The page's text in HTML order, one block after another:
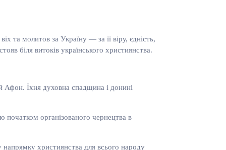
та молитов за Україну — за її віру, єдність,
біля витоків українського християнства.
Афон. Їхня духовна спадщина і донині
організованого чернецтва в
християнства для всього народу